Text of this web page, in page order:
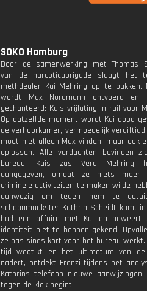
SOKO Hamburg
Door de samenwerking met Thomas
van de narcoticabrigade slaagt het
methdealer Kai Mehring op te pakken.
wordt Max Nordmann ontvoerd en
gechanteerd: Kais vrijlating in ruil voor
Op datzelfde moment wordt Kai dood
de verhoorkamer, vermoedelijk vergiftigd.
moet niet alleen Max vinden, maar ook
oplossen. Alle verdachten bevinden
bureau. Kais zus Vera Mehring
aangegeven, omdat ze niets
criminele activiteiten te maken wilde
aanwezig om tegen hem te
schoonmaakster Kathrin Scheidt komt
had een affaire met Kai en beweert
identiteit niet te hebben gekend.
ze pas sinds kort voor het bureau werkt.
tijd wegtikt en het ultimatum van de
nadert, ontdekt Franzi tijdens het
Kathrins telefoon nieuwe
tegen de klok begint.